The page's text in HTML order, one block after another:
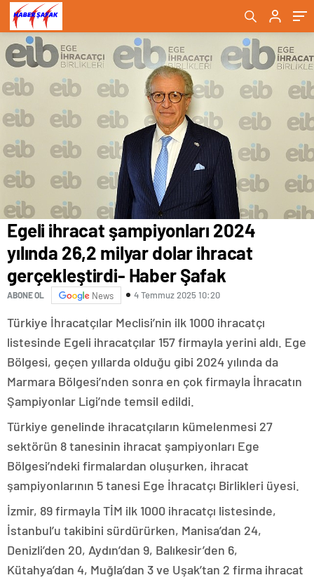
Şafak
Egeli ihracat şampiyonları 2024
yılında 26,2 milyar dolar ihracat
gerçekleştirdi- Haber Şafak
ABONE OL News 4 Temmuz 2025 10:20
Türkiye İhracatçılar Meclisi’nin ilk 1000 ihracatçı
listesinde Egeli ihracatçılar 157 firmayla yerini aldı. Ege
Bölgesi, geçen yıllarda olduğu gibi 2024 yılında da
Marmara Bölgesi’nden sonra en çok firmayla İhracatın
Şampiyonlar Ligi’nde temsil edildi.
Türkiye genelinde ihracatçıların kümelenmesi 27
sektörün 8 tanesinin ihracat şampiyonları Ege
Bölgesi’ndeki firmalardan oluşurken, ihracat
şampiyonlarının 5 tanesi Ege İhracatçı Birlikleri üyesi.
İzmir, 89 firmayla TİM ilk 1000 ihracatçı listesinde,
İstanbul’u takibini sürdürürken, Manisa’dan 24,
Denizli’den 20, Aydın’dan 9, Balıkesir’den 6,
Kütahya’dan 4, Muğla’dan 3 ve Uşak’tan 2 firma ihracat